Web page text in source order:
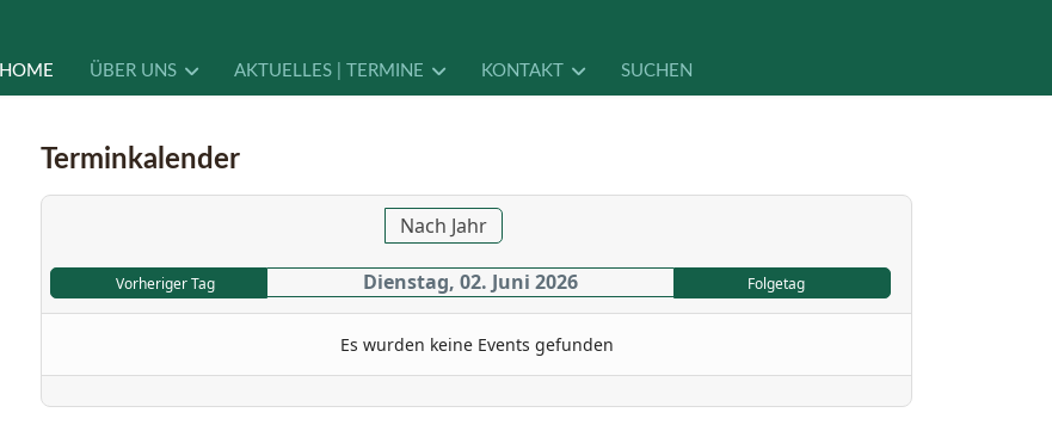
HOME ÜBER UNS AKTUELLES | TERMINE KONTAKT SUCHEN
Terminkalender
Nach Jahr
Vorheriger Tag Dienstag, 02. Juni 2026 Folgetag
Es wurden keine Events gefunden